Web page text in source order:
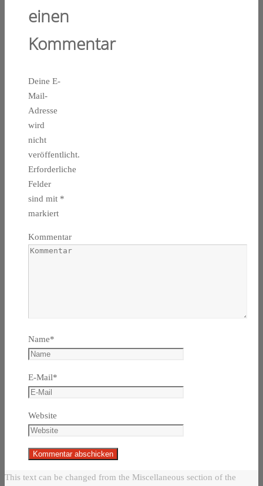
einen
Kommentar
Deine E-
Mail-
Adresse
wird
nicht
veröffentlicht.
Erforderliche
Felder
sind mit *
markiert
Kommentar
Name*
E-Mail*
Website
This text can be changed from the Miscellaneous section of the